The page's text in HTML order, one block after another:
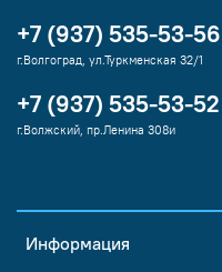
Информация
+7 (937) 535-53-56
г.Волгоград, ул.Туркменская 32/1
+7 (937) 535-53-52
г.Волжский, пр.Ленина 308и